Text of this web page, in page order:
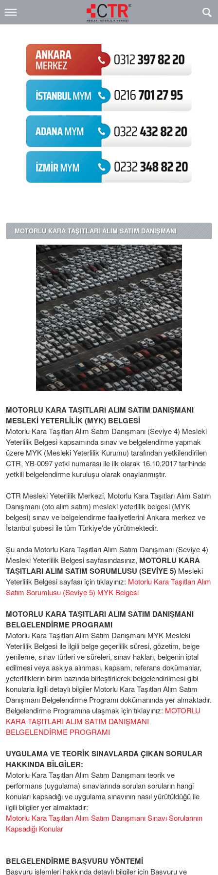
MOTORLU KARA TAŞITLARI ALIM SATIM DANIŞMANI
MOTORLU KARA TAŞITLARI ALIM SATIM DANIŞMANI
MESLEKİ YETERLİLİK (MYK) BELGESİ
Motorlu Kara Taşıtları Alım Satım Danışmanı (Seviye 4) Mesleki
Yeterlilik Belgesi kapsamında sınav ve belgelendirme yapmak
üzere MYK (Mesleki Yeterlilik Kurumu) tarafından yetkilendirilen
CTR, YB-0097 yetki numarası ile ilk olarak 16.10.2017 tarihinde
yetkili belgelendirme kuruluşu olarak onaylanmıştır.
CTR Mesleki Yeterlilik Merkezi, Motorlu Kara Taşıtları Alım Satım
Danışmanı (oto alım satım) mesleki yeterlilik belgesi (MYK
belgesi) sınav ve belgelendirme faaliyetlerini Ankara merkez ve
İstanbul şubesi ile tüm Türkiye'de yürütmektedir.
Şu anda Motorlu Kara Taşıtları Alım Satım Danışmanı (Seviye 4)
Mesleki Yeterlilik Belgesi sayfasındasınız, MOTORLU KARA
TAŞITLARI ALIM SATIM SORUMLUSU (SEVİYE 5) Mesleki
Yeterlilik Belgesi sayfası için tıklayınız: Motorlu Kara Taşıtları Alım
Satım Sorumlusu (Seviye 5) MYK Belgesi
MOTORLU KARA TAŞITLARI ALIM SATIM DANIŞMANI
BELGELENDİRME PROGRAMI
Motorlu Kara Taşıtları Alım Satım Danışmanı MYK Mesleki
Yeterlilik Belgesi ile ilgili belge geçerlilik süresi, gözetim, belge
yenileme, sınav türleri ve süreleri, sınav hakları, belgenin iptal
edilmesi veya askıya alınması, kapsam, referans dokümanlar,
yeterliliklerin birim bazında birleştirilerek belgelendirilmesi gibi
konularla ilgili detaylı bilgiler Motorlu Kara Taşıtları Alım Satım
Danışmanı Belgelendirme Programı dokümanında yer almaktadır.
Belgelendirme Programına ulaşmak için tıklayınız: MOTORLU
KARA TAŞITLARI ALIM SATIM DANIŞMANI
BELGELENDİRME PROGRAMI
UYGULAMA VE TEORİK SINAVLARDA ÇIKAN SORULAR
HAKKINDA BİLGİLER:
Motorlu Kara Taşıtları Alım Satım Danışmanı teorik ve
performans (uygulama) sınavlarında sorulan soruların hangi
konuları kapsadığı ve uygulama sınavının nasıl yürütüldüğü ile
ilgili bilgiler yer almaktadır:
Motorlu Kara Taşıtları Alım Satım Danışmanı Sınavı Sorularının
Kapsadığı Konular
BELGELENDİRME BAŞVURU YÖNTEMİ
Başvuru işlemleri hakkında detaylı bilgiler için Başvuru ve